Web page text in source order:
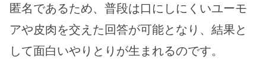
匿名であるため、普段は口にしにくいユーモ
アや皮肉を交えた回答が可能となり、結果と
して面白いやりとりが生まれるのです。